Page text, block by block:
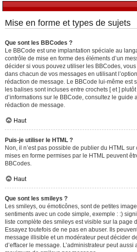
Mise en forme et types de sujets
Que sont les BBCodes ?
Le BBCode est une implantation spéciale au
contrôle de mise en forme des éléments d’un
décider si vous pouvez utiliser les BBCodes,
dans chacun de vos messages en utilisant
rédaction de message. Le BBCode lui-même est
les balises sont incluses entre crochets [ et ]
d’informations sur le BBCode, consultez le guide
rédaction de message.
Haut
Puis-je utiliser le HTML ?
Non, il n’est pas possible de publier du HTML
mises en forme permises par le HTML peuvent
BBCodes.
Haut
Que sont les smileys ?
Les smileys, ou émoticônes, sont de petites
sentiments avec un code simple, exemple : :)
liste complète des smileys est visible sur la page
Essayez toutefois de ne pas en abuser. Ils
message illisible et un modérateur peut décider
d’effacer le message. L’administrateur peut